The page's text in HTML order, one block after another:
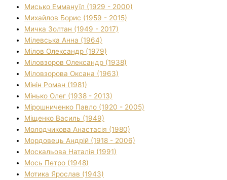
Мисько Еммануїл (1929 - 2000)
Михайлов Борис (1959 - 2015)
Мичка Золтан (1949 - 2017)
Мілевська Анна (1964)
Мілов Олександр (1979)
Міловзоров Олександр (1938)
Міловзорова Оксана (1963)
Мінін Роман (1981)
Мінько Олег (1938 - 2013)
Мірошниченко Павло (1920 - 2005)
Міщенко Василь (1949)
Молодчикова Анастасія (1980)
Мордовець Андрій (1918 - 2006)
Москальова Наталія (1991)
Мось Петро (1948)
Мотика Ярослав (1943)